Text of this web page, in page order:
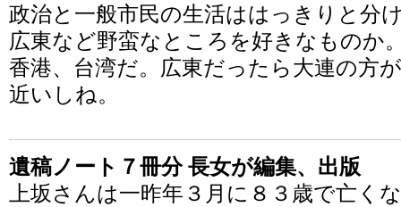
政治と一般市民の生活ははっきりと分
広東など野蛮なところを好きなものか
香港、台湾だ。広東だったら大連の方
近いしね。
遺稿ノート７冊分 長女が編集、出版
上坂さんは一昨年３月に８３歳で亡く